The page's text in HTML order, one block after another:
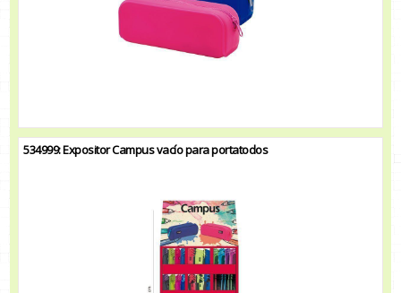
534999: Expositor Campus vacío para portatodos